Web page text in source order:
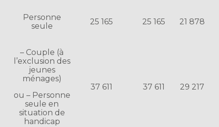
Personne
seule
25 165 25 165 21 878
– Couple (à
l’exclusion des
jeunes
ménages)
ou – Personne
seule en
situation de
handicap
37 611 37 611 29 217